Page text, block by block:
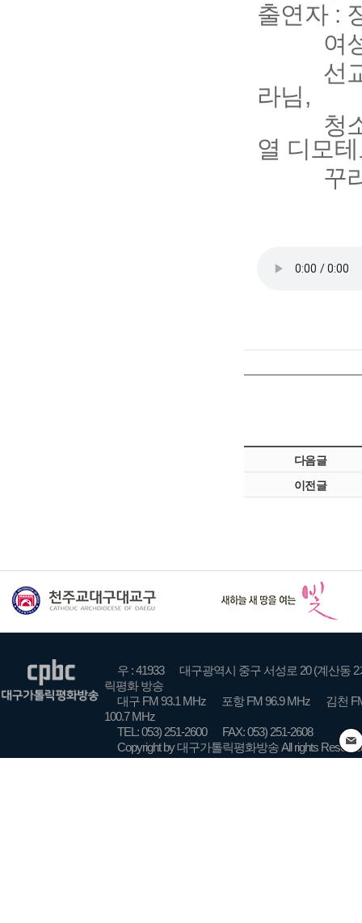
출연자 :
여성
선교위
라님,
청소년
열 디모
꾸리아
다음글
이전글
우 : 41933
대구광역시 중구 서성로 20 (계산동 2
릭평화 방송
대구 FM 93.1 MHz
포항 FM 96.9 MHz
김천
100.7 MHz
TEL: 053) 251-2600
FAX: 053) 251-2608
Copyright by 대구가톨릭평화방송 All rights